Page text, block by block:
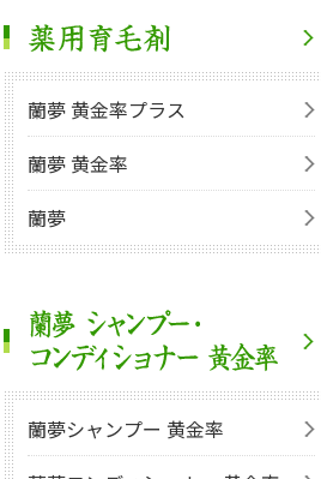
蘭夢 黄金率プラス
蘭夢 黄金率
蘭夢
蘭夢シャンプー 黄金率